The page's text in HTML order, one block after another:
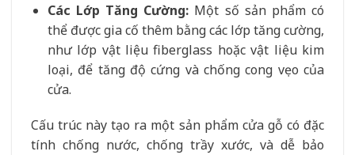
Các Lớp Tăng Cường: Một số sản phẩm có
thể được gia cố thêm bằng các lớp tăng cường,
như lớp vật liệu fiberglass hoặc vật liệu kim
loại, để tăng độ cứng và chống cong vẹo của
cửa.
Cấu trúc này tạo ra một sản phẩm cửa gỗ có đặc
tính chống nước, chống trầy xước, và dễ bảo